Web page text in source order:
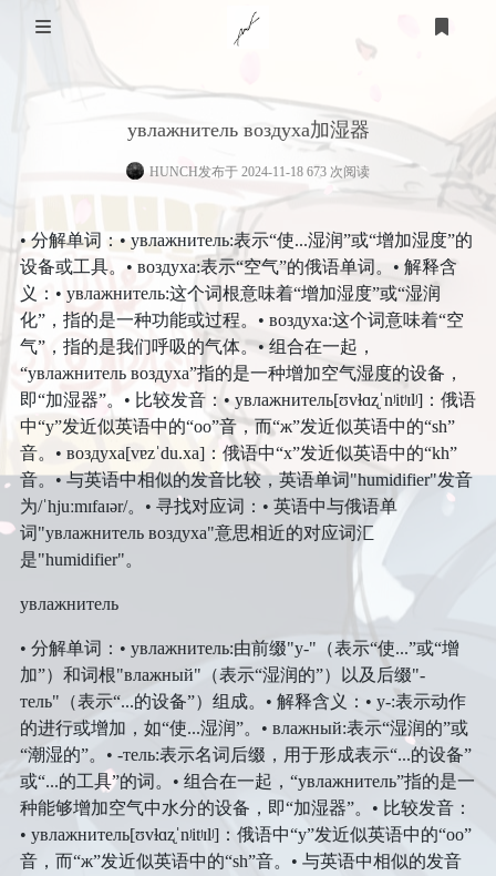
友链
计算机
STEAM
明日方舟
皇室战争
泰拉瑞亚
体育
羽毛球
篮球
足球
教育
心理
时间规划
语言
面试
生活
衣
食
住
区域旅行套装
经济管理
时光轴
小学
初中
高中
大学
艺术
美术
文学
表演
留言板
说说
番剧
登录
увлажнитель воздуха加湿器
HUNCH发布于 2024-11-18 673 次阅读
• 分解单词：• увлажнитель:表示“使...湿润”或“增加湿度”的
设备或工具。• воздуха:表示“空气”的俄语单词。• 解释含
义：• увлажнитель:这个词根意味着“增加湿度”或“湿润
化”，指的是一种功能或过程。• воздуха:这个词意味着“空
气”，指的是我们呼吸的气体。• 组合在一起，
“увлажнитель воздуха”指的是一种增加空气湿度的设备，
即“加湿器”。• 比较发音：• увлажнитель[ʊvɫɑʐˈnʲitʲɪlʲ]：俄语
中“у”发近似英语中的“oo”音，而“ж”发近似英语中的“sh”
音。• воздуха[vɐzˈdu.xa]：俄语中“х”发近似英语中的“kh”
音。• 与英语中相似的发音比较，英语单词"humidifier"发音
为/ˈhjuːmɪfaɪər/。• 寻找对应词：• 英语中与俄语单
词"увлажнитель воздуха"意思相近的对应词汇
是"humidifier"。
увлажнитель
• 分解单词：• увлажнитель:由前缀"у-"（表示“使...”或“增
加”）和词根"влажный"（表示“湿润的”）以及后缀"-
тель"（表示“...的设备”）组成。• 解释含义：• у-:表示动作
的进行或增加，如“使...湿润”。• влажный:表示“湿润的”或
“潮湿的”。• -тель:表示名词后缀，用于形成表示“...的设备”
或“...的工具”的词。• 组合在一起，“увлажнитель”指的是一
种能够增加空气中水分的设备，即“加湿器”。• 比较发音：
• увлажнитель[ʊvɫɑʐˈnʲitʲɪlʲ]：俄语中“у”发近似英语中的“oo”
音，而“ж”发近似英语中的“sh”音。• 与英语中相似的发音